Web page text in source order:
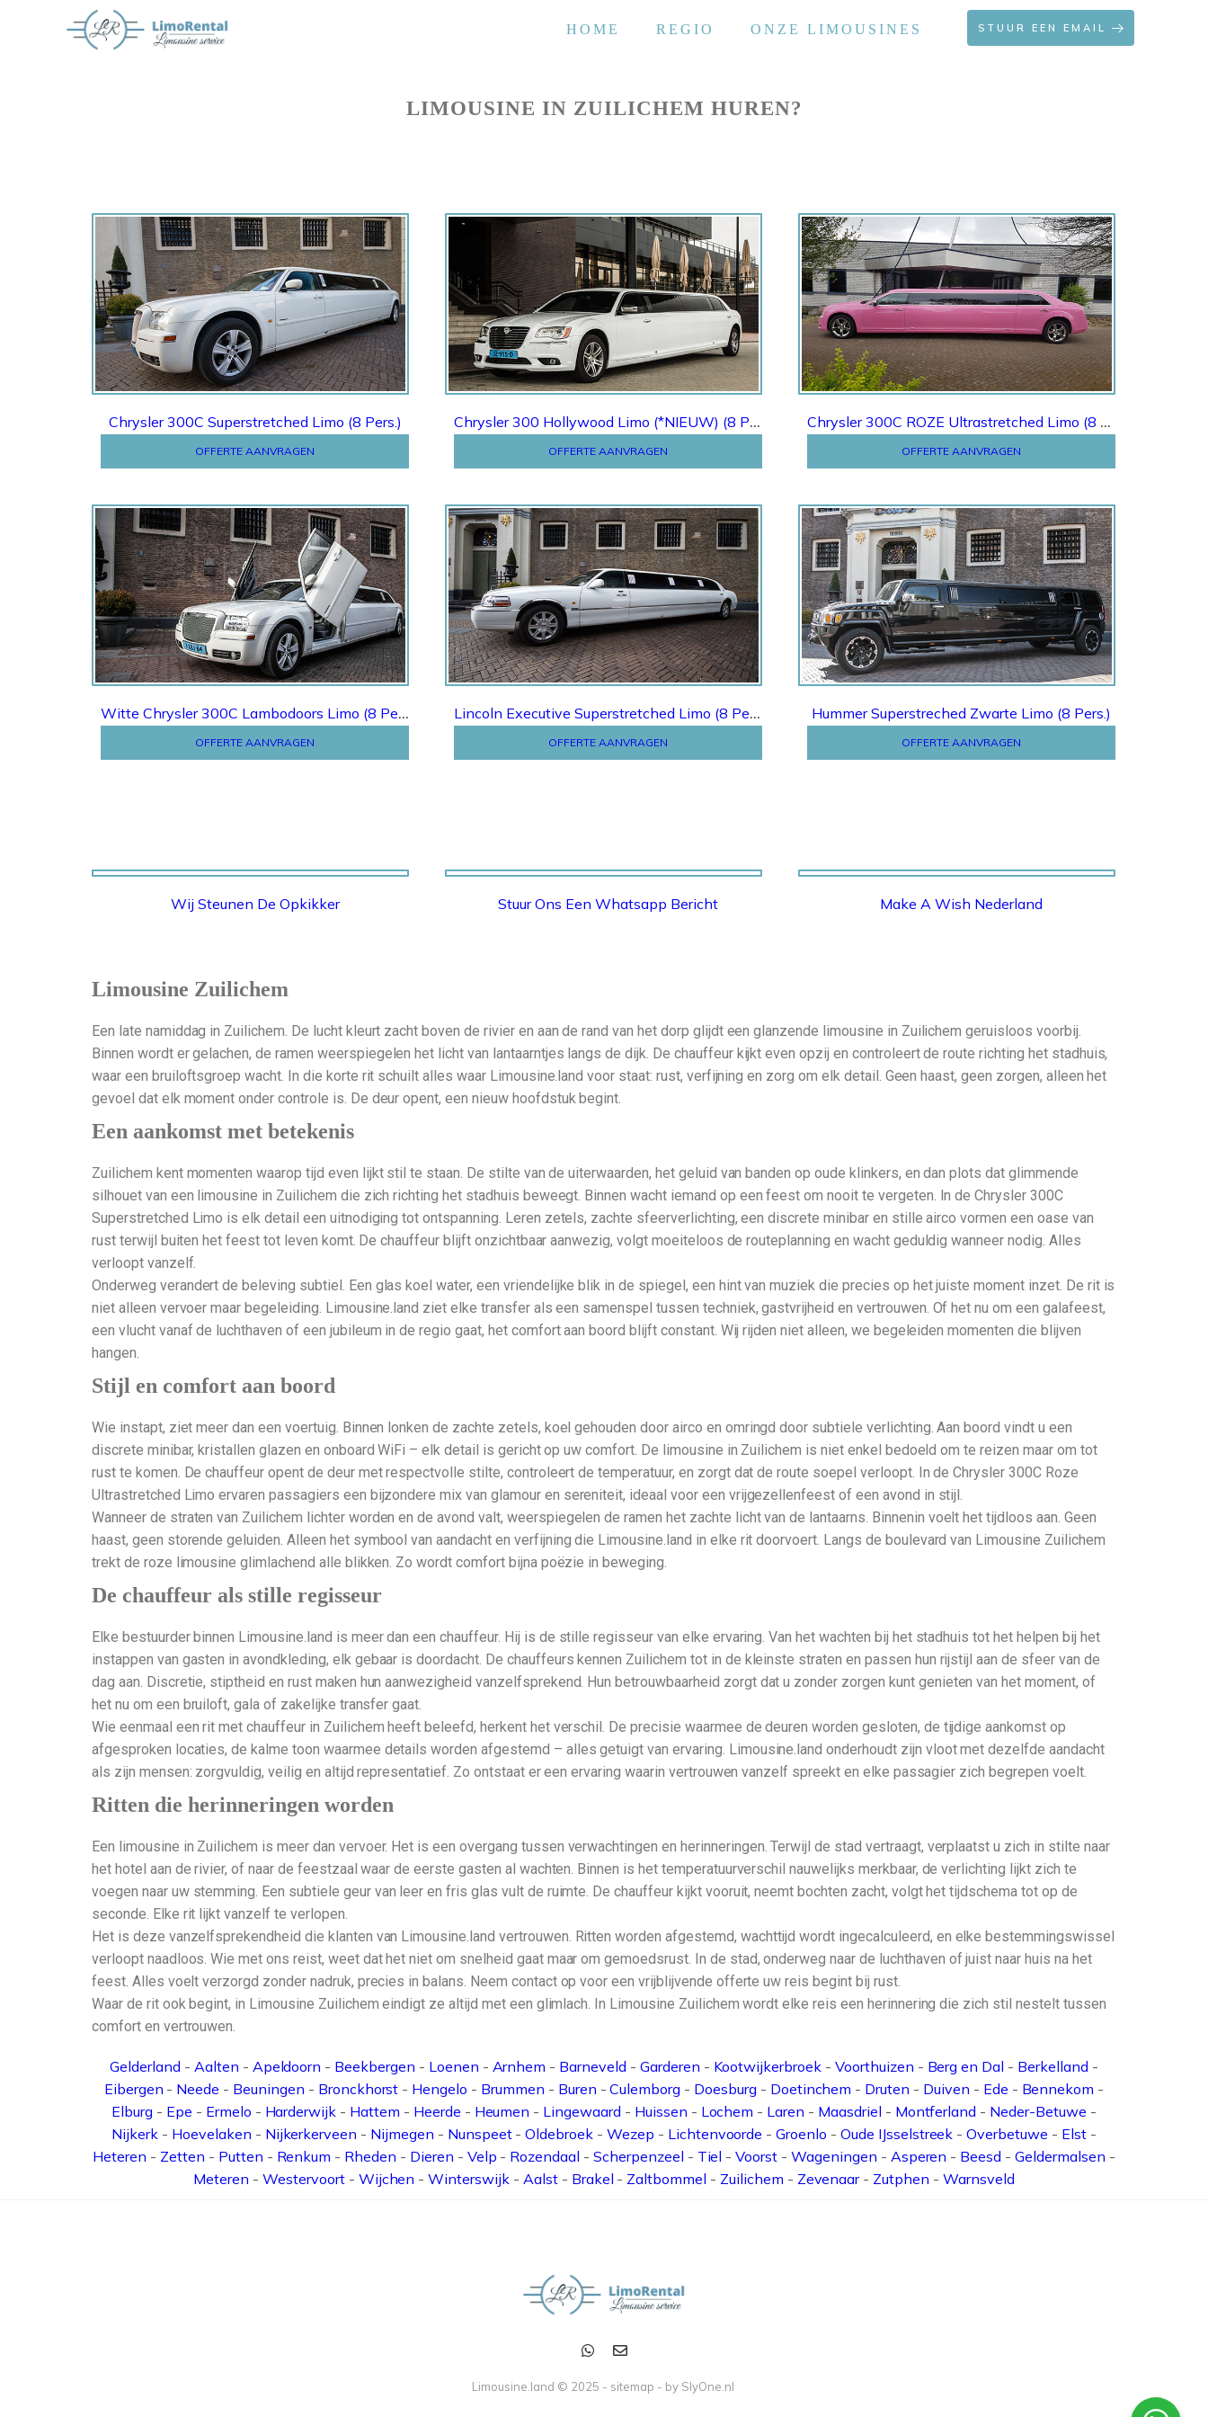
STUUR EEN EMAIL
HOME REGIO ONZE LIMOUSINES
LIMOUSINE IN ZUILICHEM HUREN?
Offerte
Chrysler 300C Superstretched Limo (8 Pers.)
OFFERTE AANVRAGEN
Offerte
Chrysler 300 Hollywood Limo (*NIEUW) (8 Pers.)
OFFERTE AANVRAGEN
OFFERTE
Chrysler 300C ROZE Ultrastretched Limo (8 Pers.)
OFFERTE AANVRAGEN
Offerte
Witte Chrysler 300C Lambodoors Limo (8 Pers.)
OFFERTE AANVRAGEN
Offerte
Lincoln Executive Superstretched Limo (8 Pers.)
OFFERTE AANVRAGEN
Offerte
Hummer Superstreched Zwarte Limo (8 Pers.)
OFFERTE AANVRAGEN
STICHTING OPKIKKER
Wij Steunen De Opkikker WHATSAPP
Stuur Ons Een Whatsapp Bericht MAKE A WISH NEDERLAND
Make A Wish Nederland
Limousine Zuilichem
Een late namiddag in Zuilichem. De lucht kleurt zacht boven de rivier en aan de rand van het dorp glijdt een glanzende limousine in Zuilichem geruisloos voorbij.
Binnen wordt er gelachen, de ramen weerspiegelen het licht van lantaarntjes langs de dijk. De chauffeur kijkt even opzij en controleert de route richting het stadhuis,
waar een bruiloftsgroep wacht. In die korte rit schuilt alles waar Limousine.land voor staat: rust, verfijning en zorg om elk detail. Geen haast, geen zorgen, alleen het
gevoel dat elk moment onder controle is. De deur opent, een nieuw hoofdstuk begint.
Een aankomst met betekenis
Zuilichem kent momenten waarop tijd even lijkt stil te staan. De stilte van de uiterwaarden, het geluid van banden op oude klinkers, en dan plots dat glimmende
silhouet van een limousine in Zuilichem die zich richting het stadhuis beweegt. Binnen wacht iemand op een feest om nooit te vergeten. In de Chrysler 300C
Superstretched Limo is elk detail een uitnodiging tot ontspanning. Leren zetels, zachte sfeerverlichting, een discrete minibar en stille airco vormen een oase van
rust terwijl buiten het feest tot leven komt. De chauffeur blijft onzichtbaar aanwezig, volgt moeiteloos de routeplanning en wacht geduldig wanneer nodig. Alles
verloopt vanzelf.
Onderweg verandert de beleving subtiel. Een glas koel water, een vriendelijke blik in de spiegel, een hint van muziek die precies op het juiste moment inzet. De rit is
niet alleen vervoer maar begeleiding. Limousine.land ziet elke transfer als een samenspel tussen techniek, gastvrijheid en vertrouwen. Of het nu om een galafeest,
een vlucht vanaf de luchthaven of een jubileum in de regio gaat, het comfort aan boord blijft constant. Wij rijden niet alleen, we begeleiden momenten die blijven
hangen.
Stijl en comfort aan boord
Wie instapt, ziet meer dan een voertuig. Binnen lonken de zachte zetels, koel gehouden door airco en omringd door subtiele verlichting. Aan boord vindt u een
discrete minibar, kristallen glazen en onboard WiFi – elk detail is gericht op uw comfort. De limousine in Zuilichem is niet enkel bedoeld om te reizen maar om tot
rust te komen. De chauffeur opent de deur met respectvolle stilte, controleert de temperatuur, en zorgt dat de route soepel verloopt. In de Chrysler 300C Roze
Ultrastretched Limo ervaren passagiers een bijzondere mix van glamour en sereniteit, ideaal voor een vrijgezellenfeest of een avond in stijl.
Wanneer de straten van Zuilichem lichter worden en de avond valt, weerspiegelen de ramen het zachte licht van de lantaarns. Binnenin voelt het tijdloos aan. Geen
haast, geen storende geluiden. Alleen het symbool van aandacht en verfijning die Limousine.land in elke rit doorvoert. Langs de boulevard van Limousine Zuilichem
trekt de roze limousine glimlachend alle blikken. Zo wordt comfort bijna poëzie in beweging.
De chauffeur als stille regisseur
Elke bestuurder binnen Limousine.land is meer dan een chauffeur. Hij is de stille regisseur van elke ervaring. Van het wachten bij het stadhuis tot het helpen bij het
instappen van gasten in avondkleding, elk gebaar is doordacht. De chauffeurs kennen Zuilichem tot in de kleinste straten en passen hun rijstijl aan de sfeer van de
dag aan. Discretie, stiptheid en rust maken hun aanwezigheid vanzelfsprekend. Hun betrouwbaarheid zorgt dat u zonder zorgen kunt genieten van het moment, of
het nu om een bruiloft, gala of zakelijke transfer gaat.
Wie eenmaal een rit met chauffeur in Zuilichem heeft beleefd, herkent het verschil. De precisie waarmee de deuren worden gesloten, de tijdige aankomst op
afgesproken locaties, de kalme toon waarmee details worden afgestemd – alles getuigt van ervaring. Limousine.land onderhoudt zijn vloot met dezelfde aandacht
als zijn mensen: zorgvuldig, veilig en altijd representatief. Zo ontstaat er een ervaring waarin vertrouwen vanzelf spreekt en elke passagier zich begrepen voelt.
Ritten die herinneringen worden
Een limousine in Zuilichem is meer dan vervoer. Het is een overgang tussen verwachtingen en herinneringen. Terwijl de stad vertraagt, verplaatst u zich in stilte naar
het hotel aan de rivier, of naar de feestzaal waar de eerste gasten al wachten. Binnen is het temperatuurverschil nauwelijks merkbaar, de verlichting lijkt zich te
voegen naar uw stemming. Een subtiele geur van leer en fris glas vult de ruimte. De chauffeur kijkt vooruit, neemt bochten zacht, volgt het tijdschema tot op de
seconde. Elke rit lijkt vanzelf te verlopen.
Het is deze vanzelfsprekendheid die klanten van Limousine.land vertrouwen. Ritten worden afgestemd, wachttijd wordt ingecalculeerd, en elke bestemmingswissel
verloopt naadloos. Wie met ons reist, weet dat het niet om snelheid gaat maar om gemoedsrust. In de stad, onderweg naar de luchthaven of juist naar huis na het
feest. Alles voelt verzorgd zonder nadruk, precies in balans. Neem contact op voor een vrijblijvende offerte uw reis begint bij rust.
Waar de rit ook begint, in Limousine Zuilichem eindigt ze altijd met een glimlach. In Limousine Zuilichem wordt elke reis een herinnering die zich stil nestelt tussen
comfort en vertrouwen.
Gelderland - Aalten - Apeldoorn - Beekbergen - Loenen - Arnhem - Barneveld - Garderen - Kootwijkerbroek - Voorthuizen - Berg en Dal - Berkelland -
Eibergen - Neede - Beuningen - Bronckhorst - Hengelo - Brummen - Buren -Culemborg - Doesburg- Doetinchem - Druten - Duiven - Ede - Bennekom -
Elburg - Epe - Ermelo - Harderwijk - Hattem - Heerde - Heumen - Lingewaard - Huissen - Lochem - Laren - Maasdriel - Montferland - Neder-Betuwe -
Nijkerk - Hoevelaken - Nijkerkerveen - Nijmegen - Nunspeet-Oldebroek -Wezep - Lichtenvoorde -Groenlo - Oude IJsselstreek -Overbetuwe - Elst-
Heteren - Zetten - Putten - Renkum - Rheden - Dieren - Velp - Rozendaal -Scherpenzeel - Tiel -Voorst -Wageningen - Asperen - Beesd -Geldermalsen -
Meteren -Westervoort- Wijchen -Winterswijk - Aalst- Brakel - Zaltbommel - Zuilichem - Zevenaar- Zutphen - Warnsveld
Limousine.land © 2025 - sitemap - by SlyOne.nl